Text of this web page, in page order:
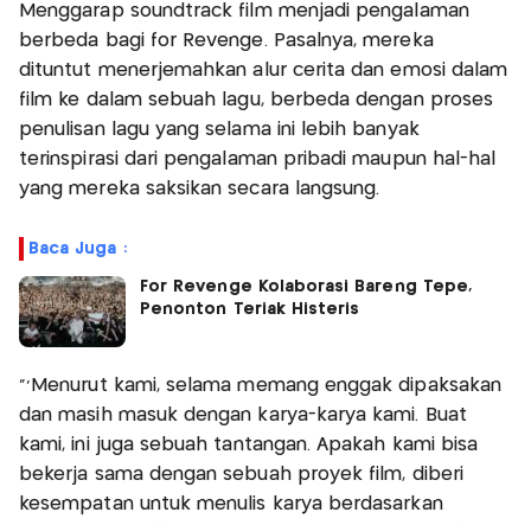
Menggarap soundtrack film menjadi pengalaman
berbeda bagi for Revenge. Pasalnya, mereka
dituntut menerjemahkan alur cerita dan emosi dalam
film ke dalam sebuah lagu, berbeda dengan proses
penulisan lagu yang selama ini lebih banyak
terinspirasi dari pengalaman pribadi maupun hal-hal
yang mereka saksikan secara langsung.
Baca Juga :
For Revenge Kolaborasi Bareng Tepe,
Penonton Teriak Histeris
"'Menurut kami, selama memang enggak dipaksakan
dan masih masuk dengan karya-karya kami. Buat
kami, ini juga sebuah tantangan. Apakah kami bisa
bekerja sama dengan sebuah proyek film, diberi
kesempatan untuk menulis karya berdasarkan